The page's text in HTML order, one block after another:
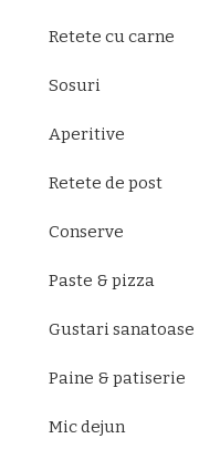
Retete cu carne
Sosuri
Aperitive
Retete de post
Conserve
Paste & pizza
Gustari sanatoase
Paine & patiserie
Mic dejun